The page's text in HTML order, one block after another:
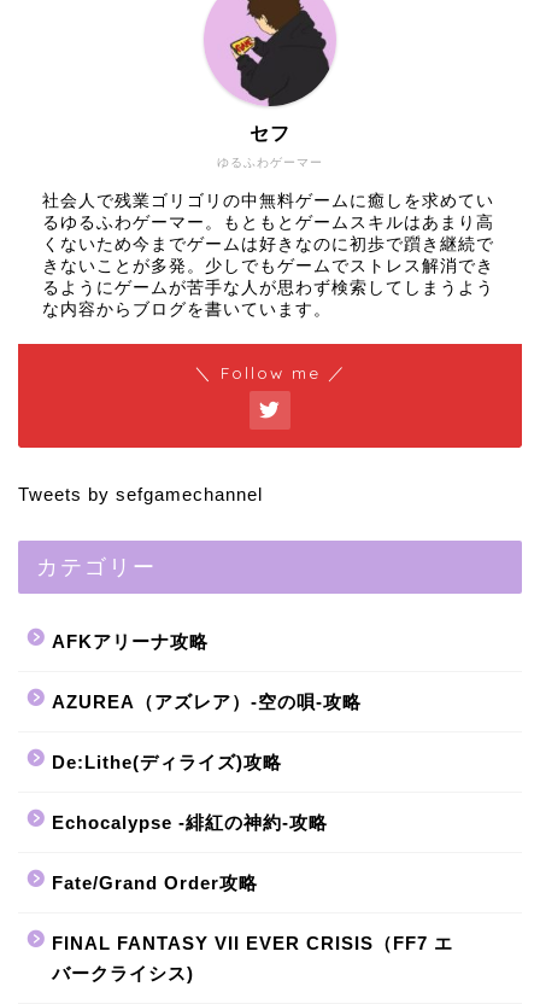
ゆるふわゲーマー
セフ
社会人で残業ゴリゴリの中無料ゲームに癒しを求めてい
るゆるふわゲーマー。もともとゲームスキルはあまり高
くないため今までゲームは好きなのに初歩で躓き継続で
きないことが多発。少しでもゲームでストレス解消でき
るようにゲームが苦手な人が思わず検索してしまうよう
な内容からブログを書いています。
＼ Follow me ／
Tweets by sefgamechannel
カテゴリー
AFKアリーナ攻略
AZUREA（アズレア）-空の唄-攻略
De:Lithe(ディライズ)攻略
Echocalypse -緋紅の神約-攻略
Fate/Grand Order攻略
FINAL FANTASY VII EVER CRISIS（FF7 エ
バークライシス)